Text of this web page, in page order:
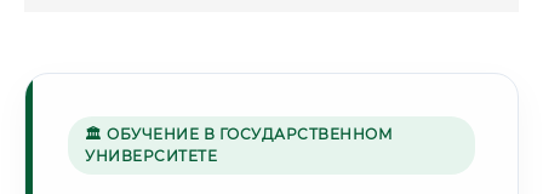
промышленность"
🏛 ОБУЧЕНИЕ В ГОСУДАРСТВЕННОМ
УНИВЕРСИТЕТЕ